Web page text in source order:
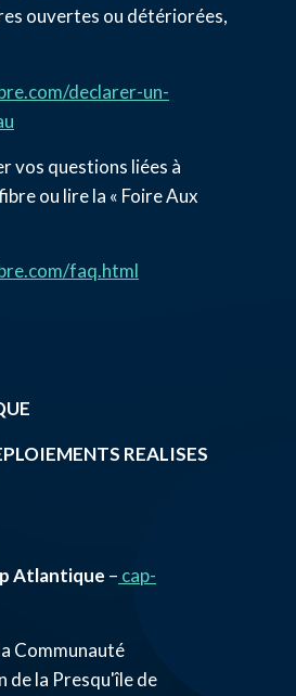
ouvertes ou détériorées,
declarer-un-
questions liées à
ou lire la « Foire Aux
faq.html
REALISES
Atlantique – cap-
Communauté
de la Presqu'île de